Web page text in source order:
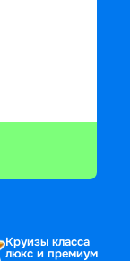
Круизы класса
люкс и премиум